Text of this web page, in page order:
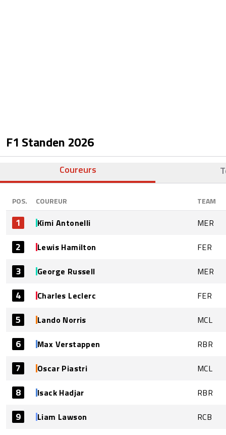
F1 Standen 2026
Coureurs
POS. COUREUR TEAM
1 Kimi Antonelli MER
2 Lewis Hamilton FER
3 George Russell MER
4 Charles Leclerc FER
5 Lando Norris MCL
6 Max Verstappen RBR
7 Oscar Piastri MCL
8 Isack Hadjar RBR
9 Liam Lawson RCB